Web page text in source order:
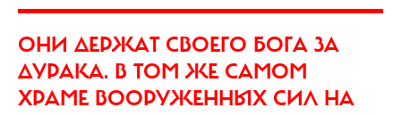
ОНИ ДЕРЖАТ СВОЕГО БОГА ЗА
ДУРАКА. В ТОМ ЖЕ САМОМ
ХРАМЕ ВООРУЖЕННЫХ СИЛ НА